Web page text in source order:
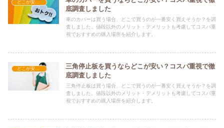
どこが安い？-カー用品・バイク用品
底調査しました
車のカバーは買う場合、どこで買うのが一番安く買えそうか？を調
査しました。値段以外のメリット・デメリットも考慮してコスパ重
視でおすすめの購入場所を紹介します。
どこが安い？-カー用品・バイク用品
三角停止板を買うならどこが安い？コスパ重視で徹
底調査しました
三角停止板は買う場合、どこで買うのが一番安く買えそうか？を調
査しました。値段以外のメリット・デメリットも考慮してコスパ重
視でおすすめの購入場所を紹介します。